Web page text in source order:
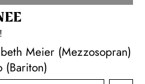
Meier (Mezzosopran)
(Bariton)